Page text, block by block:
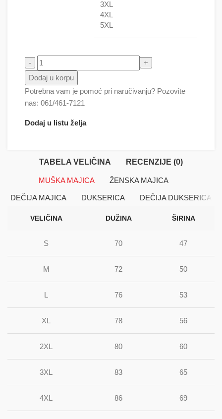
3XL
4XL
5XL
Max payne - Maks Pejn količina
Dodaj u korpu
Potrebna vam je pomoć pri naručivanju? Pozovite
nas: 061/461-7121
Dodaj u listu želja
TABELA VELIČINA RECENZIJE (0)
MUŠKA MAJICA ŽENSKA MAJICA
DEČIJA MAJICA DUKSERICA DEČIJA DUKSERICA
VELIČINA DUŽINA ŠIRINA
S 70 47
M 72 50
L 76 53
XL 78 56
2XL 80 60
3XL 83 65
4XL 86 69